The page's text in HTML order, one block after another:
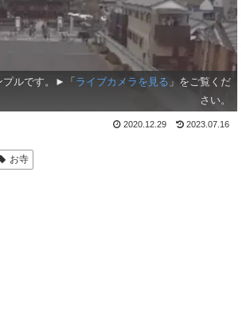
ルです。►「 ライブカメラを見る 」をご覧くだ
さい。
2020.12.29 2023.07.16
お寺